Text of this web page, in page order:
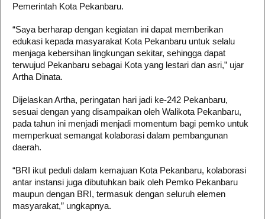
Pemerintah Kota Pekanbaru.
“Saya berharap dengan kegiatan ini dapat memberikan
edukasi kepada masyarakat Kota Pekanbaru untuk selalu
menjaga kebersihan lingkungan sekitar, sehingga dapat
terwujud Pekanbaru sebagai Kota yang lestari dan asri,” ujar
Artha Dinata.
Dijelaskan Artha, peringatan hari jadi ke-242 Pekanbaru,
sesuai dengan yang disampaikan oleh Walikota Pekanbaru,
pada tahun ini menjadi menjadi momentum bagi pemko untuk
memperkuat semangat kolaborasi dalam pembangunan
daerah.
“BRI ikut peduli dalam kemajuan Kota Pekanbaru, kolaborasi
antar instansi juga dibutuhkan baik oleh Pemko Pekanbaru
maupun dengan BRI, termasuk dengan seluruh elemen
masyarakat,” ungkapnya.